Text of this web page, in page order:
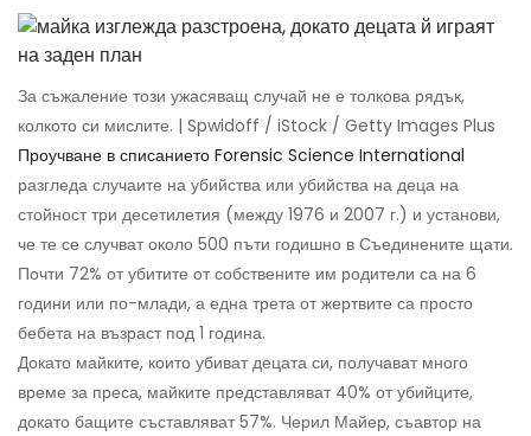
За съжаление този ужасяващ случай не е толкова рядък,
колкото си мислите. | Spwidoff / iStock / Getty Images Plus
Проучване в списанието Forensic Science International
разгледа случаите на убийства или убийства на деца на
стойност три десетилетия (между 1976 и 2007 г.) и установи,
че те се случват около 500 пъти годишно в Съединените щати.
Почти 72% от убитите от собствените им родители са на 6
години или по-млади, а една трета от жертвите са просто
бебета на възраст под 1 година.
Докато майките, които убиват децата си, получават много
време за преса, майките представляват 40% от убийците,
докато бащите съставляват 57%. Черил Майер, съавтор на